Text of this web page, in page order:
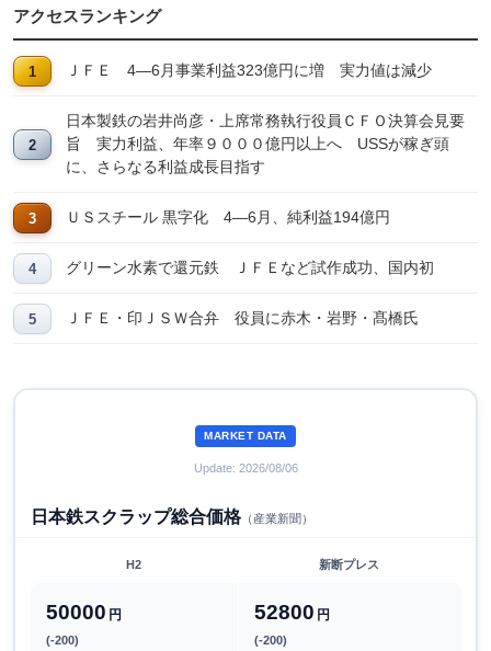
アクセスランキング
ＪＦＥ 4―6月事業利益323億円に増 実力値は減少
日本製鉄の岩井尚彦・上席常務執行役員ＣＦＯ決算会見要
旨 実力利益、年率９０００億円以上へ USSが稼ぎ頭
に、さらなる利益成長目指す
ＵＳスチール 黒字化 4―6月、純利益194億円
グリーン水素で還元鉄 ＪＦＥなど試作成功、国内初
ＪＦＥ・印ＪＳＷ合弁 役員に赤木・岩野・髙橋氏
MARKET DATA
Update: 2026/08/06
日本鉄スクラップ総合価格（産業新聞）
H2 新断プレス
50000 円
(-200)
52800 円
(-200)